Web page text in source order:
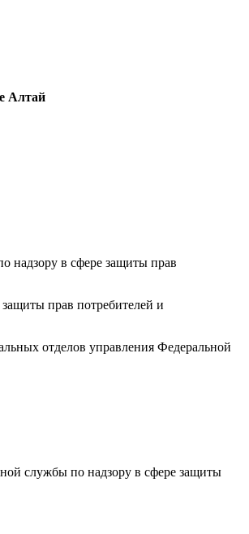
Алтай
надзору в сфере защиты прав
прав потребителей и
отделов управления Федеральной
службы по надзору в сфере защиты